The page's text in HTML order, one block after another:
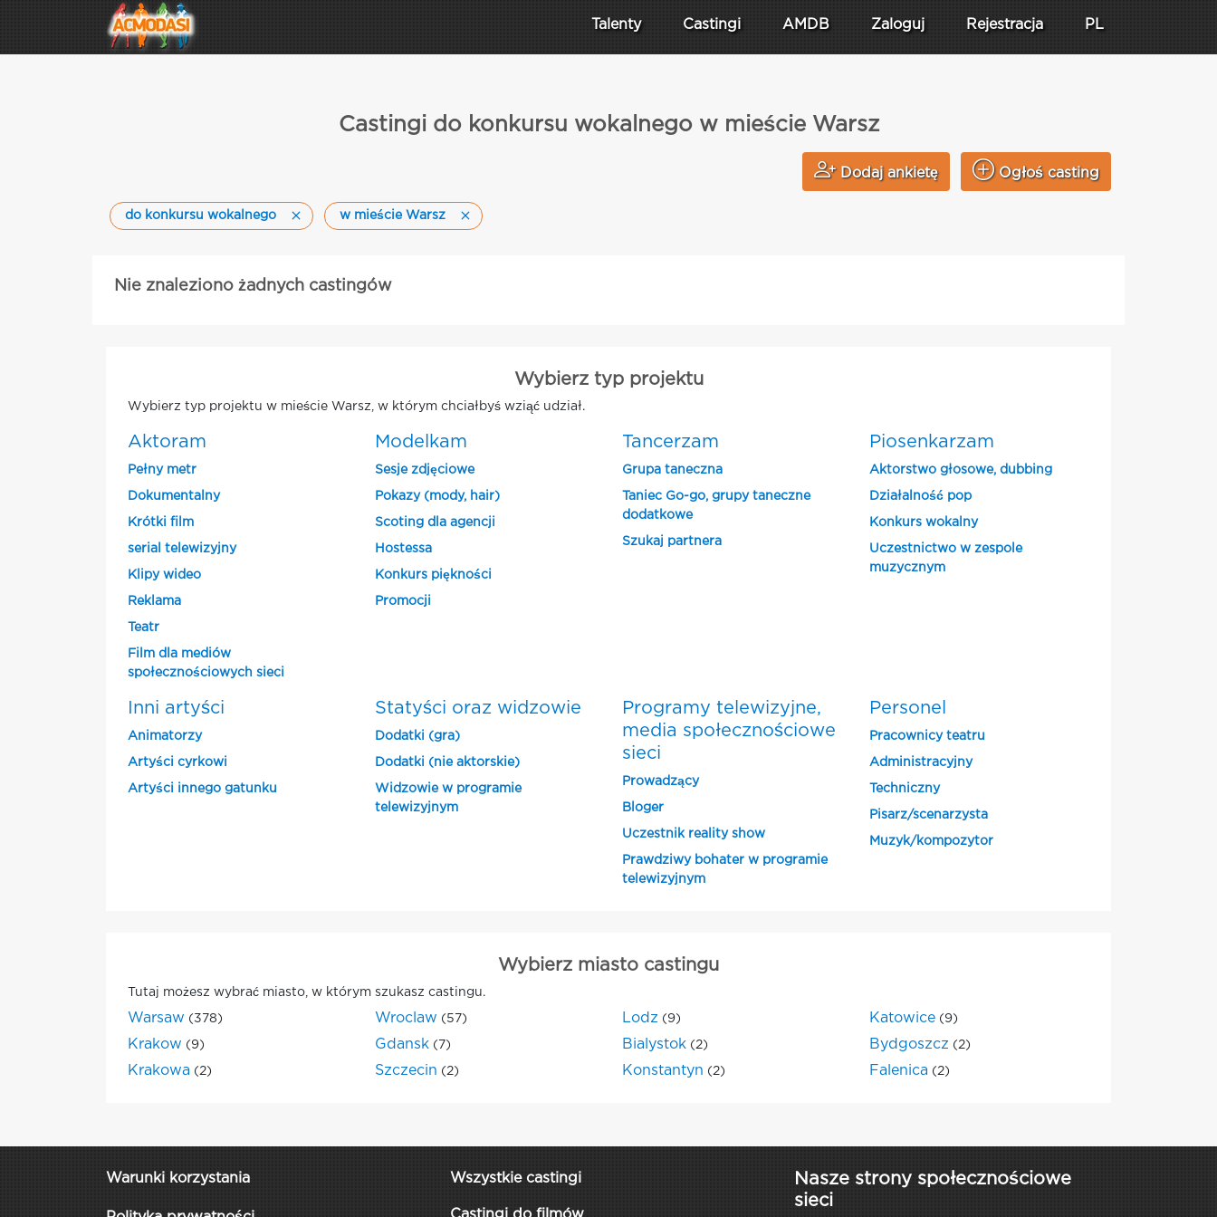
Talenty Castingi AMDB Zaloguj Rejestracja PL
Castingi do konkursu wokalnego w mieście Warsz
Dodaj ankietę Ogłoś casting
do konkursu wokalnego w mieście Warsz
Nie znaleziono żadnych castingów
Wybierz typ projektu
Wybierz typ projektu w mieście Warsz, w którym chciałbyś wziąć udział.
Aktoram
Pełny metr
Dokumentalny
Krótki film
serial telewizyjny
Klipy wideo
Reklama
Teatr
Film dla mediów
społecznościowych sieci
Modelkam
Sesje zdjęciowe
Pokazy (mody, hair)
Scoting dla agencji
Hostessa
Konkurs piękności
Promocji
Tancerzam
Grupa taneczna
Taniec Go-go, grupy taneczne
dodatkowe
Szukaj partnera
Piosenkarzam
Aktorstwo głosowe, dubbing
Działalność pop
Konkurs wokalny
Uczestnictwo w zespole
muzycznym
Inni artyści
Animatorzy
Artyści cyrkowi
Artyści innego gatunku
Statyści oraz widzowie
Dodatki (gra)
Dodatki (nie aktorskie)
Widzowie w programie
telewizyjnym
Programy telewizyjne,
media społecznościowe
sieci
Prowadzący
Bloger
Uczestnik reality show
Prawdziwy bohater w programie
telewizyjnym
Personel
Pracownicy teatru
Administracyjny
Techniczny
Pisarz/scenarzysta
Muzyk/kompozytor
Wybierz miasto castingu
Tutaj możesz wybrać miasto, w którym szukasz castingu.
Warsaw (378) Wroclaw (57) Lodz (9) Katowice (9)
Krakow (9) Gdansk (7) Bialystok (2) Bydgoszcz (2)
Krakowa (2) Szczecin (2) Konstantyn (2) Falenica (2)
Warunki korzystania Wszystkie castingi
Nasze strony społecznościowe
sieci